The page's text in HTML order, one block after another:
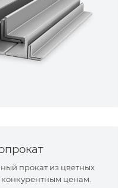
прокат из цветных
ценам.